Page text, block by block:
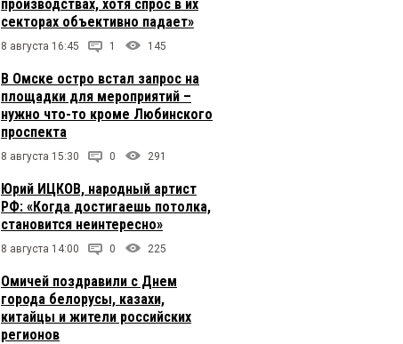
производствах, хотя спрос в их
секторах объективно падает»
8 августа 16:45 1 145
В Омске остро встал запрос на
площадки для мероприятий –
нужно что-то кроме Любинского
проспекта
8 августа 15:30 0 291
Юрий ИЦКОВ, народный артист
РФ: «Когда достигаешь потолка,
становится неинтересно»
8 августа 14:00 0 225
Омичей поздравили с Днем
города белорусы, казахи,
китайцы и жители российских
регионов